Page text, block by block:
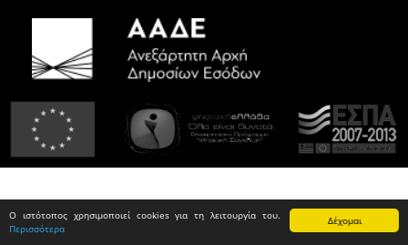
Δέχομαι
Ο ιστότοπος χρησιμοποιεί cookies για τη λειτουργία του.
Περισσότερα